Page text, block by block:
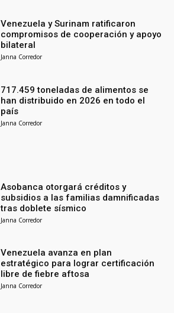
Venezuela y Surinam ratificaron
compromisos de cooperación y apoyo
bilateral
Janna Corredor
717.459 toneladas de alimentos se
han distribuido en 2026 en todo el
país
Janna Corredor
Asobanca otorgará créditos y
subsidios a las familias damnificadas
tras doblete sísmico
Janna Corredor
Venezuela avanza en plan
estratégico para lograr certificación
libre de fiebre aftosa
Janna Corredor